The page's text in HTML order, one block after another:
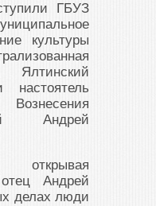
ГБУЗ
культуры
Ялтинский
настоятель
Вознесения
Андрей
Андрей
делах люди